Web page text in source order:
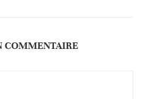
COMMENTAIRE